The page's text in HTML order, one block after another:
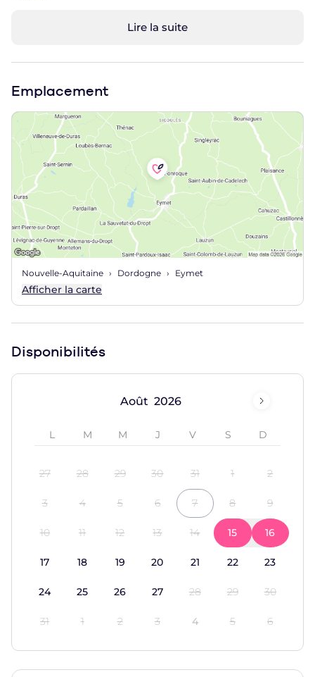
Lire la suite
Emplacement
Nouvelle-Aquitaine Dordogne Eymet
Afficher la carte
Disponibilités
Août
27 28 29 30 31 1 2
3 4 5 6 7 8 9
10 11 12 13 14 15 16
17 18 19 20 21 22 23
24 25 26 27 28 29 30
31 1 2 3 4 5 6